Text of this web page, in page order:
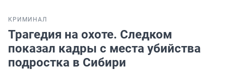
КРИМИНАЛ
Трагедия на охоте. Следком
показал кадры с места убийства
подростка в Сибири